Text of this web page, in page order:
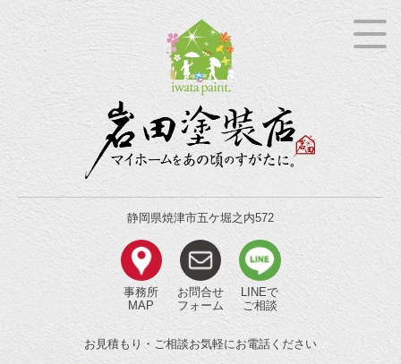
静岡県焼津市五ケ堀之内572
事務所
MAP
お問合せ
フォーム
LINEで
ご相談
お見積もり・ご相談お気軽にお電話ください